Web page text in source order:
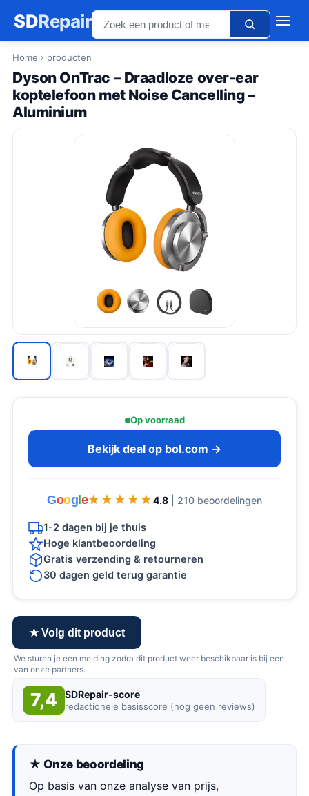
SDRepair
Home › producten
Dyson OnTrac – Draadloze over-ear
koptelefoon met Noise Cancelling –
Aluminium
Op voorraad
Bekijk deal op bol.com →
Goog e★★★★★
★★★★★ 4.8 | 210 beoordelingen
1-2 dagen bij je thuis
Hoge klantbeoordeling
Gratis verzending & retourneren
30 dagen geld terug garantie
★ Volg dit product
We sturen je een melding zodra dit product weer beschikbaar is bij een
van onze partners.
7,4 SDRepair-score
redactionele basisscore (nog geen reviews)
★ Onze beoordeling
Op basis van onze analyse van prijs,